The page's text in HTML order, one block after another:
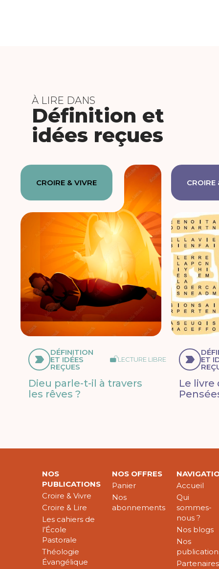
À LIRE DANS
Définition et
idées reçues
CROIRE & VIVRE
DÉFINITION
ET IDÉES
REÇUES
LECTURE LIBRE
Dieu parle-t-il à travers
les rêves ?
CROIRE
ET
Le livre
NOS
PUBLICATIONS
Croire & Vivre
Croire & Lire
Les cahiers de
l’École
Pastorale
Théologie
Évangélique
NOS OFFRES
Panier
Nos
abonnements
Accueil
Qui
sommes-
nous ?
Nos blogs
Nos
Partenaires